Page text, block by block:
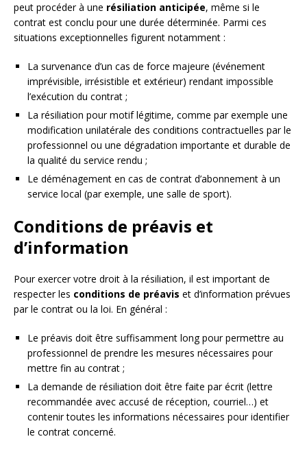
peut procéder à une résiliation anticipée, même si le
contrat est conclu pour une durée déterminée. Parmi ces
situations exceptionnelles figurent notamment :
La survenance d’un cas de force majeure (événement
imprévisible, irrésistible et extérieur) rendant impossible
l’exécution du contrat ;
La résiliation pour motif légitime, comme par exemple une
modification unilatérale des conditions contractuelles par le
professionnel ou une dégradation importante et durable de
la qualité du service rendu ;
Le déménagement en cas de contrat d’abonnement à un
service local (par exemple, une salle de sport).
Conditions de préavis et
d’information
Pour exercer votre droit à la résiliation, il est important de
respecter les conditions de préavis et d’information prévues
par le contrat ou la loi. En général :
Le préavis doit être suffisamment long pour permettre au
professionnel de prendre les mesures nécessaires pour
mettre fin au contrat ;
La demande de résiliation doit être faite par écrit (lettre
recommandée avec accusé de réception, courriel…) et
contenir toutes les informations nécessaires pour identifier
le contrat concerné.